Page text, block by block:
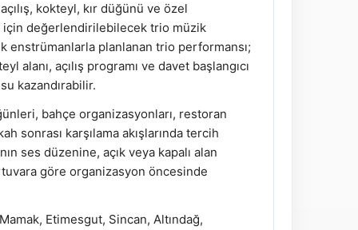
kokteyl, kır düğünü ve özel
için değerlendirilebilecek trio müzik
enstrümanlarla planlanan trio performansı;
alanı, açılış programı ve davet başlangıcı
kazandırabilir.
bahçe organizasyonları, restoran
sonrası karşılama akışlarında tercih
ses düzenine, açık veya kapalı alan
göre organizasyon öncesinde
Etimesgut, Sincan, Altındağ,